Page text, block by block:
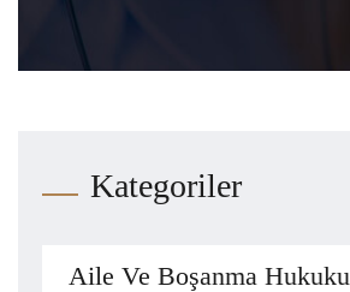
Kategoriler
Aile Ve Boşanma Hukuku